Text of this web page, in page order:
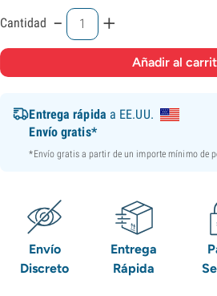
Cantidad - +
Entrega rápida a EE.UU.
Envío gratis*
*Envío gratis a partir de un importe mínimo de
Envío
Discreto
Entrega
Rápida